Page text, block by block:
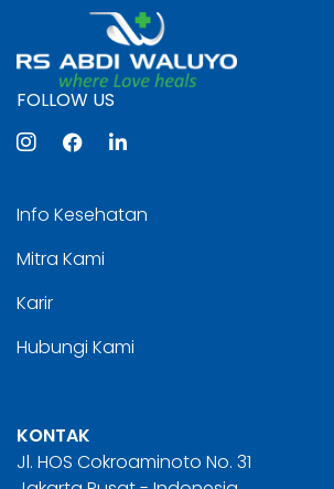
FOLLOW US
Info Kesehatan
Mitra Kami
Karir
Hubungi Kami
KONTAK
Jl. HOS Cokroaminoto No. 31